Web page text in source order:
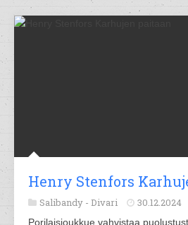
Henry Stenfors
Salibandy - Divari 30.12.2024
Porilaisjoukkue vahvistaa